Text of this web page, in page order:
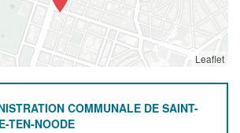
Leaflet
COMMUNALE DE SAINT-
TEN-NOODE